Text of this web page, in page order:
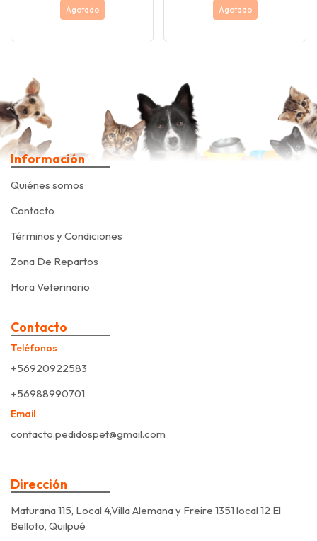
Agotado Agotado
Información
Quiénes somos
Contacto
Términos y Condiciones
Zona De Repartos
Hora Veterinario
Contacto
Teléfonos
+56920922583
+56988990701
Email
contacto.pedidospet@gmail.com
Dirección
Maturana 115, Local 4,Villa Alemana y Freire 1351 local 12 El
Belloto, Quilpué